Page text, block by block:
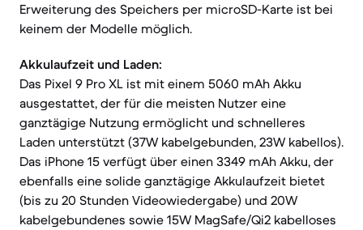
Erweiterung des Speichers per microSD-Karte ist bei
keinem der Modelle möglich.
Akkulaufzeit und Laden:
Das Pixel 9 Pro XL ist mit einem 5060 mAh Akku
ausgestattet, der für die meisten Nutzer eine
ganztägige Nutzung ermöglicht und schnelleres
Laden unterstützt (37W kabelgebunden, 23W kabellos).
Das iPhone 15 verfügt über einen 3349 mAh Akku, der
ebenfalls eine solide ganztägige Akkulaufzeit bietet
(bis zu 20 Stunden Videowiedergabe) und 20W
kabelgebundenes sowie 15W MagSafe/Qi2 kabelloses